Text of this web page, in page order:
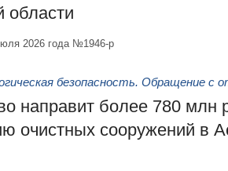
области
2026 года №1946-р
безопасность. Обращение с
направит более 780 млн
очистных сооружений в